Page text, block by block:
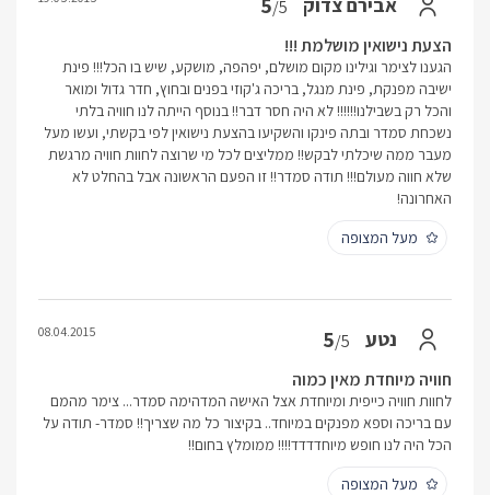
/5
הצעת נישואין מושלמת !!!
הגענו לצימר וגילינו מקום מושלם, יפהפה, מושקע, שיש בו הכל!!! פינת
ישיבה מפנקת, פינת מנגל, בריכה ג'קוזי בפנים ובחוץ, חדר גדול ומואר
והכל רק בשבילנו!!!!!! לא היה חסר דבר!! בנוסף הייתה לנו חוויה בלתי
נשכחת סמדר ובתה פינקו והשקיעו בהצעת נישואין לפי בקשתי, ועשו מעל
מעבר ממה שיכלתי לבקש!! ממליצים לכל מי שרוצה לחוות חוויה מרגשת
שלא חווה מעולם!!! תודה סמדר!! זו הפעם הראשונה אבל בהחלט לא
האחרונה!
מעל המצופה
נטע 5/5
08.04.2015
חוויה מיוחדת מאין כמוה
לחוות חוויה כייפית ומיוחדת אצל האישה המדהימה סמדר... צימר מהמם
עם בריכה וספא מפנקים במיוחד.. בקיצור כל מה שצריך!! סמדר- תודה על
הכל היה לנו חופש מיוחדדדד!!!! ממומלץ בחום!!
מעל המצופה